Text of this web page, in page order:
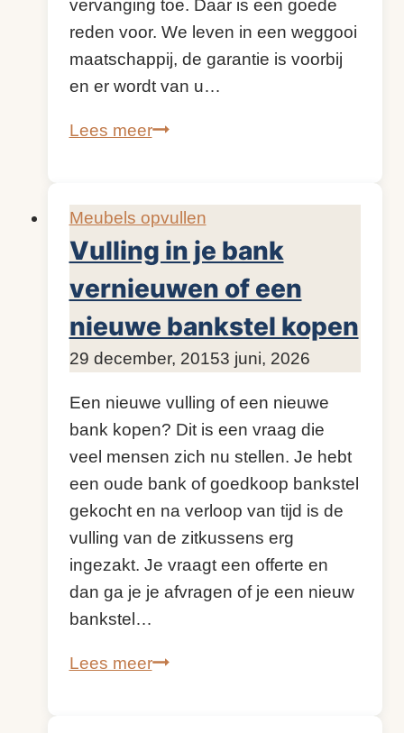
vervanging toe. Daar is een goede
reden voor. We leven in een weggooi
maatschappij, de garantie is voorbij
en er wordt van u…
Lees meerZitkussens
Meubels opvullen
Vulling in je bank
vernieuwen of een
nieuwe bankstel kopen
DoorKijkopMeubelen.nl
29 december, 20153 juni, 2026
Een nieuwe vulling of een nieuwe
bank kopen? Dit is een vraag die
veel mensen zich nu stellen. Je hebt
een oude bank of goedkoop bankstel
gekocht en na verloop van tijd is de
vulling van de zitkussens erg
ingezakt. Je vraagt een offerte en
dan ga je je afvragen of je een nieuw
bankstel…
Lees meerVulling